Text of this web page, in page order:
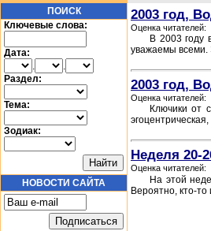
ПОИСК
Ключевые слова:
Дата:
.
.
Раздел:
Тема:
Зодиак:
НОВОСТИ САЙТА
2003 год,
Оценка читателей:
В 2003 году
уважаемы всеми.
2003 год,
Оценка читателей:
Ключики от
Неделя 20-
Оценка читателей:
На этой
Вероятно, кто-то